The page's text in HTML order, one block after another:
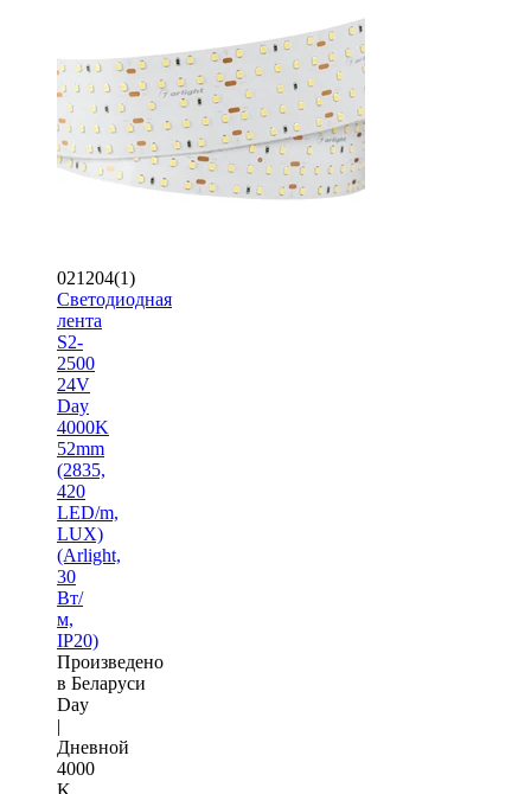
021204(1)
Светодиодная
лента
S2-
2500
24V
Day
4000K
52mm
(2835,
420
LED/m,
LUX)
(Arlight,
30
Вт/
м,
IP20)
Произведено
в Беларуси
Day
|
Дневной
4000
K